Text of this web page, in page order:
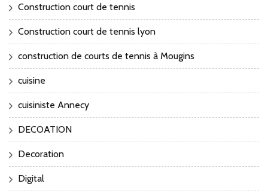
Construction court de tennis
Construction court de tennis lyon
construction de courts de tennis à Mougins
cuisine
cuisiniste Annecy
DECOATION
Decoration
Digital